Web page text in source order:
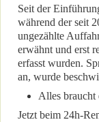
Seit der
während der seit
ungezählte
erwähnt und erst
erfasst wurden.
an, wurde
Alles braucht
Jetzt beim 24h-